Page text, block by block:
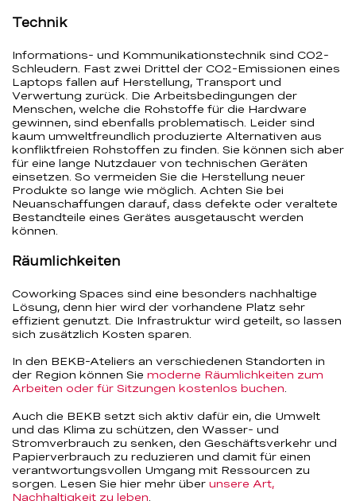
Technik
Informations- und Kommunikationstechnik sind CO2-
Schleudern. Fast zwei Drittel der CO2-Emissionen eines
Laptops fallen auf Herstellung, Transport und
Verwertung zurück. Die Arbeitsbedingungen der
Menschen, welche die Rohstoffe für die Hardware
gewinnen, sind ebenfalls problematisch. Leider sind
kaum umweltfreundlich produzierte Alternativen aus
konfliktfreien Rohstoffen zu finden. Sie können sich aber
für eine lange Nutzdauer von technischen Geräten
einsetzen. So vermeiden Sie die Herstellung neuer
Produkte so lange wie möglich. Achten Sie bei
Neuanschaffungen darauf, dass defekte oder veraltete
Bestandteile eines Gerätes ausgetauscht werden
können.
Räumlichkeiten
Coworking Spaces sind eine besonders nachhaltige
Lösung, denn hier wird der vorhandene Platz sehr
effizient genutzt. Die Infrastruktur wird geteilt, so lassen
sich zusätzlich Kosten sparen.
In den BEKB-Ateliers an verschiedenen Standorten in
der Region können Sie moderne Räumlichkeiten zum
Arbeiten oder für Sitzungen kostenlos buchen.
Auch die BEKB setzt sich aktiv dafür ein, die Umwelt
und das Klima zu schützen, den Wasser- und
Stromverbrauch zu senken, den Geschäftsverkehr und
Papierverbrauch zu reduzieren und damit für einen
verantwortungsvollen Umgang mit Ressourcen zu
sorgen. Lesen Sie hier mehr über unsere Art,
Nachhaltigkeit zu leben